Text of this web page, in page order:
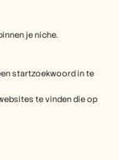
je niche.
startzoekwoord in te
te vinden die op